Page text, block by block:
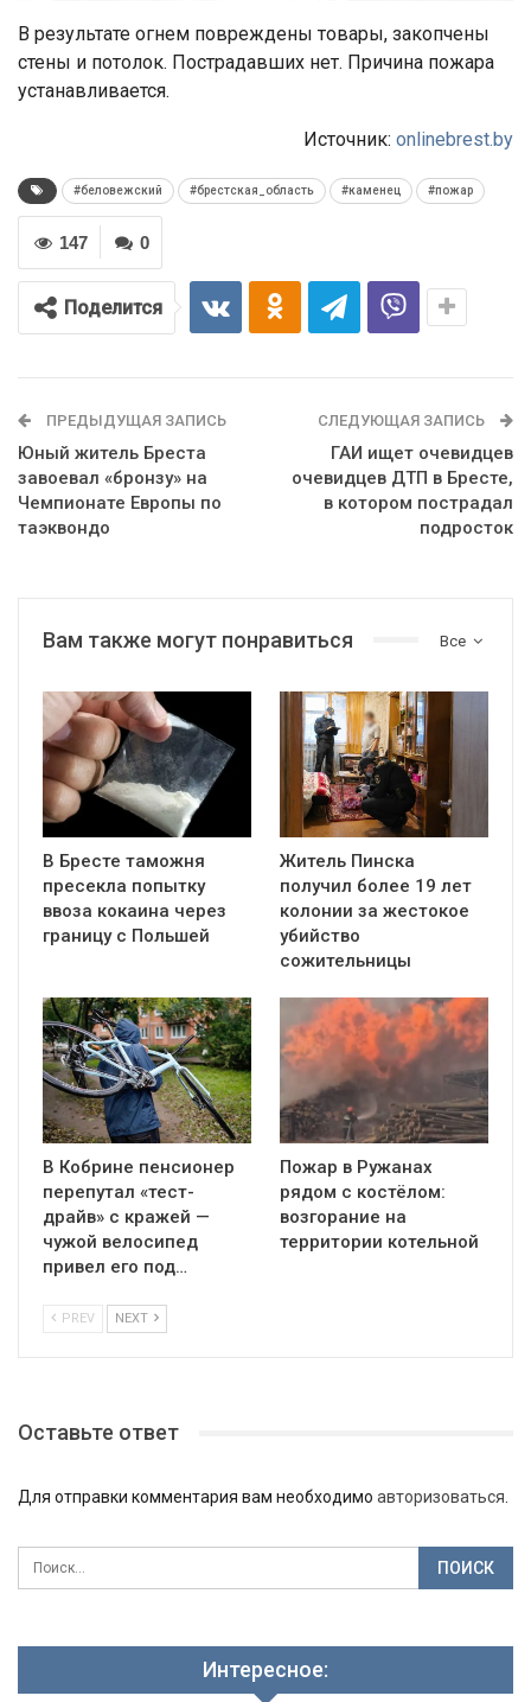
В результате огнем повреждены товары, закопчены
стены и потолок. Пострадавших нет. Причина пожара
устанавливается.
Источник: onlinebrest.by
#беловежский #брестская_область #каменец #пожар
0
147
Поделится
ПРЕДЫДУЩАЯ ЗАПИСЬ
Юный житель Бреста
завоевал «бронзу» на
Чемпионате Европы по
таэквондо
СЛЕДУЮЩАЯ ЗАПИСЬ
ГАИ ищет очевидцев
очевидцев ДТП в Бресте,
в котором пострадал
подросток
Все
Вам также могут понравиться
В Бресте таможня
пресекла попытку
ввоза кокаина через
границу с Польшей
Житель Пинска
получил более 19 лет
колонии за жестокое
убийство
сожительницы
В Кобрине пенсионер
перепутал «тест-
драйв» с кражей —
чужой велосипед
привел его под…
Пожар в Ружанах
рядом с костёлом:
возгорание на
территории котельной
PREV NEXT
Оставьте ответ
Для отправки комментария вам необходимо авторизоваться
Интересное: